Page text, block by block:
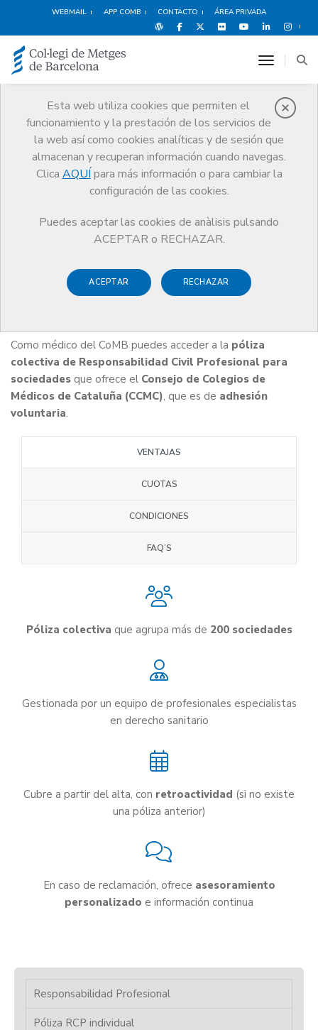
WEBMAIL APP COMB CONTACTO ÁREA PRIVADA
Esta web utiliza cookies que permiten el
funcionamiento y la prestación de los servicios de
la web así como cookies analíticas y de sesión que
almacenan y recuperan información cuando navegas.
Clica AQUÍ para más información o para cambiar la
configuración de las cookies.
Puedes aceptar las cookies de anàlisis pulsando
ACEPTAR o RECHAZAR.
ACEPTAR RECHAZAR
toggle
Responsabildad
Profesional
Servicios Ejercicio
Responsabildad Profesional
Póliza RCP Sociedades Profesionales
Póliza RCP Sociedades
Como médico del CoMB puedes acceder a la póliza
colectiva de Responsabilidad Civil Profesional para
sociedades que ofrece el Consejo de Colegios de
Médicos de Cataluña (CCMC), que es de adhesión
voluntaria.
VENTAJAS
CUOTAS
CONDICIONES
FAQ’S
Póliza colectiva que agrupa más de 200 sociedades
Gestionada por un equipo de profesionales especialistas
en derecho sanitario
Cubre a partir del alta, con retroactividad (si no existe
una póliza anterior)
En caso de reclamación, ofrece asesoramiento
personalizado e información continua
Responsabilidad Profesional
Póliza RCP individual